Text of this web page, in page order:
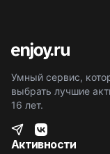
Умный сервис,
выбрать лучшие
16 лет.
Активности